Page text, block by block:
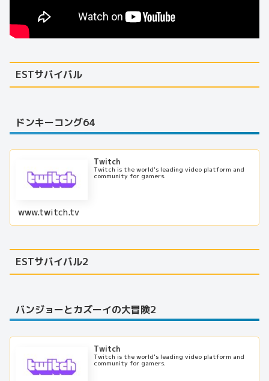
ESTサバイバル
ドンキーコング64
Twitch
Twitch is the world's leading video platform and
community for gamers.
www.twitch.tv
ESTサバイバル2
バンジョーとカズーイの大冒険2
Twitch
Twitch is the world's leading video platform and
community for gamers.